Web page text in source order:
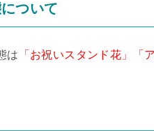
ついて
は 「お祝いスタンド花」「